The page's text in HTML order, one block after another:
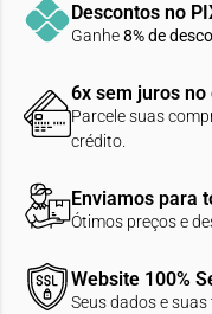
Descontos no
Ganhe8% de
6x sem juros no
Parcele suas
crédito.
Enviamos para
Ótimos preços e
Website 100%
Seus dados e